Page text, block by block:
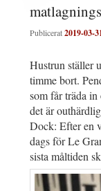
Publicerat2019-03-
Hustrun ställer
timme bort.
som får träda
det är
Dock: Efter en
dags för Le
sista måltiden